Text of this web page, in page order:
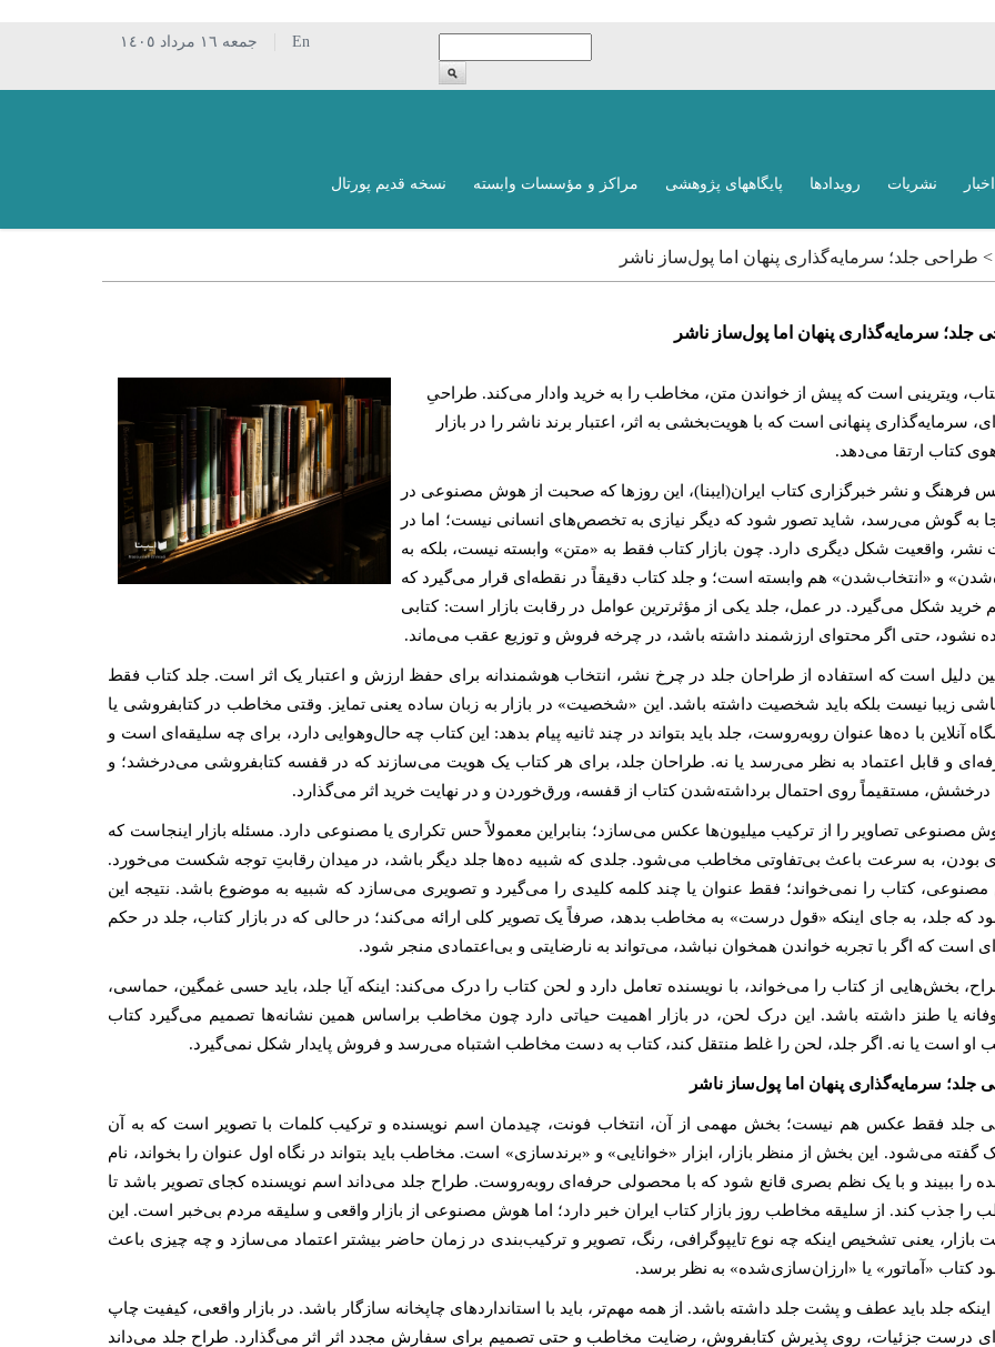
جمعه ١٦ مرداد ١٤٠٥
En
اخبار نشریات رویدادها پایگاههای پژوهشی مراکز و مؤسسات وابسته نسخه قدیم پورتال
> طراحی جلد؛ سرمایه‌گذاری پنهان اما پول‌ساز ناشر
جلد؛ سرمایه‌گذاری پنهان اما پول‌ساز ناشر
ویترینی است که پیش از خواندن متن، مخاطب را به خرید وادار می‌کند. طراحیِ
سرمایه‌گذاری پنهانی است که با هویت‌بخشی به اثر، اعتبار برند ناشر را در بازار
کتاب ارتقا می‌دهد.
فرهنگ و نشر خبرگزاری کتاب ایران(ایبنا)، این روزها که صحبت از هوش مصنوعی در
به گوش می‌رسد، شاید تصور شود که دیگر نیازی به تخصص‌های انسانی نیست؛ اما در
واقعیت شکل دیگری دارد. چون بازار کتاب فقط به «متن» وابسته نیست، بلکه به
و «انتخاب‌شدن» هم وابسته است؛ و جلد کتاب دقیقاً در نقطه‌ای قرار می‌گیرد که
خرید شکل می‌گیرد. در عمل، جلد یکی از مؤثرترین عوامل در رقابت بازار است: کتابی
نشود، حتی اگر محتوای ارزشمند داشته باشد، در چرخه فروش و توزیع عقب می‌ماند.
دلیل است که استفاده از طراحان جلد در چرخ نشر، انتخاب هوشمندانه برای حفظ ارزش و اعتبار یک اثر است. جلد کتاب فقط
زیبا نیست بلکه باید شخصیت داشته باشد. این «شخصیت» در بازار به زبان ساده یعنی تمایز. وقتی مخاطب در کتابفروشی یا
آنلاین با ده‌ها عنوان روبه‌روست، جلد باید بتواند در چند ثانیه پیام بدهد: این کتاب چه حال‌وهوایی دارد، برای چه سلیقه‌ای است و
و قابل اعتماد به نظر می‌رسد یا نه. طراحان جلد، برای هر کتاب یک هویت می‌سازند که در قفسه‌ کتابفروشی می‌درخشد؛ و
درخشش، مستقیماً روی احتمال برداشته‌شدن کتاب از قفسه، ورق‌خوردن و در نهایت خرید اثر می‌گذارد.
مصنوعی تصاویر را از ترکیب میلیون‌ها عکس می‌سازد؛ بنابراین معمولاً حس تکراری یا مصنوعی دارد. مسئله بازار اینجاست که
بودن، به سرعت باعث بی‌تفاوتی مخاطب می‌شود. جلدی که شبیه ده‌ها جلد دیگر باشد، در میدان رقابتِ توجه شکست می‌خورد.
کتاب را نمی‌خواند؛ فقط عنوان یا چند کلمه کلیدی را می‌گیرد و تصویری می‌سازد که شبیه به موضوع باشد. نتیجه این
که جلد، به جای اینکه «قول درست» به مخاطب بدهد، صرفاً یک تصویر کلی ارائه می‌کند؛ در حالی که در بازار کتاب، جلد در حکم
است که اگر با تجربه خواندن همخوان نباشد، می‌تواند به نارضایتی و بی‌اعتمادی منجر شود.
بخش‌هایی از کتاب را می‌خواند، با نویسنده تعامل دارد و لحن کتاب را درک می‌کند: اینکه آیا جلد، باید حسی غمگین، حماسی،
یا طنز داشته باشد. این درک لحن، در بازار اهمیت حیاتی دارد چون مخاطب براساس همین نشانه‌ها تصمیم می‌گیرد کتاب
او است یا نه. اگر جلد، لحن را غلط منتقل کند، کتاب به دست مخاطب اشتباه می‌رسد و فروش پایدار شکل نمی‌گیرد.
جلد؛ سرمایه‌گذاری پنهان اما پول‌ساز ناشر
جلد فقط عکس هم نیست؛ بخش مهمی از آن، انتخاب فونت، چیدمان اسم نویسنده و ترکیب کلمات با تصویر است که به آن
گفته می‌شود. این بخش از منظر بازار، ابزار «خوانایی» و «برندسازی» است. مخاطب باید بتواند در نگاه اول عنوان را بخواند، نام
را ببیند و با یک نظم بصری قانع شود که با محصولی حرفه‌ای روبه‌روست. طراح جلد می‌داند اسم نویسنده کجای تصویر باشد تا
را جذب کند. از سلیقه مخاطب روز بازار کتاب ایران خبر دارد؛ اما هوش مصنوعی از بازار واقعی و سلیقه‌ مردم بی‌خبر است. این
بازار، یعنی تشخیص اینکه چه نوع تایپوگرافی، رنگ، تصویر و ترکیب‌بندی در زمان حاضر بیشتر اعتماد می‌سازد و چه چیزی باعث
کتاب «آماتور» یا «ارزان‌سازی‌شده» به نظر برسد.
جلد باید عطف و پشت جلد داشته باشد. از همه مهم‌تر، باید با استانداردهای چاپخانه سازگار باشد. در بازار واقعی، کیفیت چاپ
درست جزئیات، روی پذیرش کتابفروش، رضایت مخاطب و حتی تصمیم برای سفارش مجدد اثر اثر می‌گذارد. طراح جلد می‌داند